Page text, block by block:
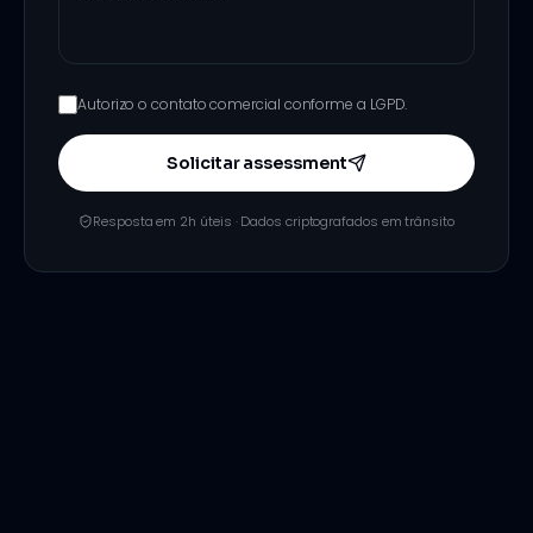
Autorizo o contato comercial conforme a LGPD.
Solicitar assessment
Resposta em 2h úteis · Dados criptografados em trânsito